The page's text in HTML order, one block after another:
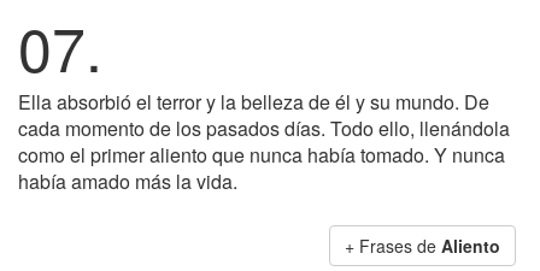
07.
Ella absorbió el terror y la belleza de él y su mundo. De
cada momento de los pasados días. Todo ello, llenándola
como el primer aliento que nunca había tomado. Y nunca
había amado más la vida.
+ Frases de Aliento